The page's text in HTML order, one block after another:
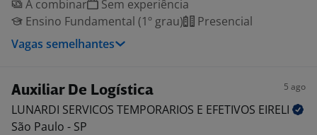
A combinar
Sem experiência
Ensino Fundamental (1º grau)
Presencial
Vagas semelhantes
Auxiliar De Logística 5 ago
LUNARDI SERVICOS TEMPORARIOS E EFETIVOS EIRELI
São Paulo - SP